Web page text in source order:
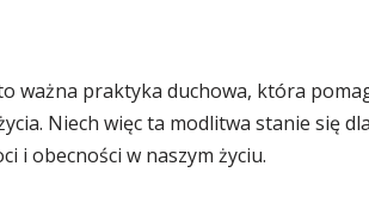
ważna praktyka duchowa, która
Niech więc ta modlitwa stanie się
i obecności w naszym życiu.